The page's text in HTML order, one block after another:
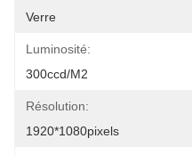
Verre
Luminosité:
300ccd/m2
Résolution:
1920*1080pixels